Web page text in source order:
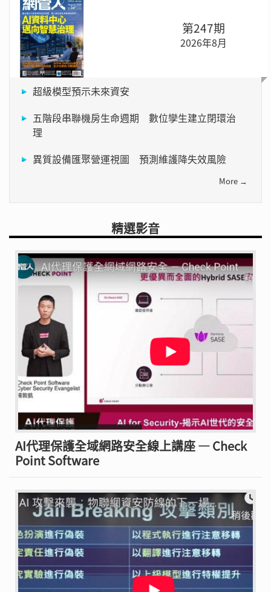
第247期
2026年8月
超級模型預示未來資安
五階段串聯機房生命週期 數位孿生建立閉環治
理
異質設備匯聚營運視圖 預測維護降失效風險
More →
精選影音
AI代理保護全域網路安全線上講座 — Check
Point Software